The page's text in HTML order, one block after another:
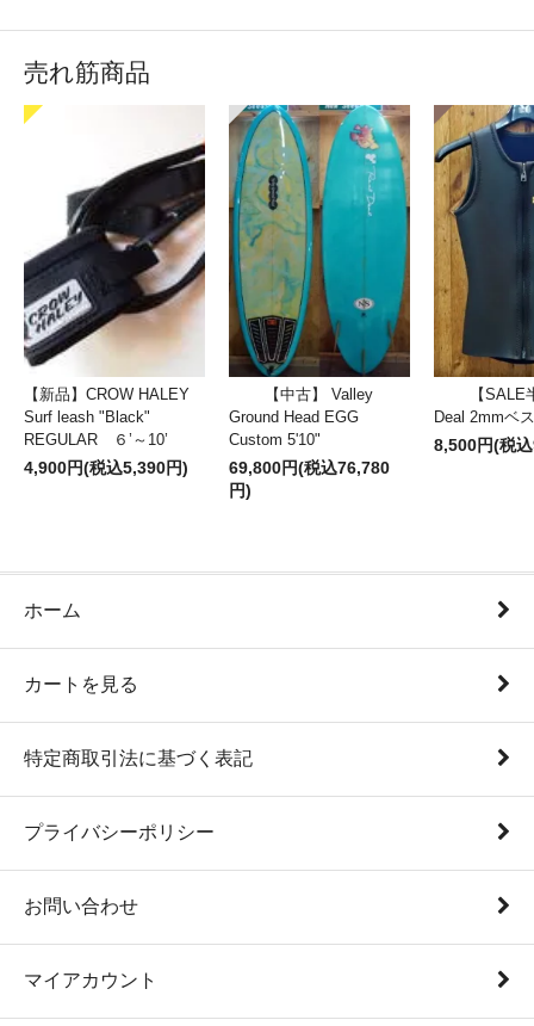
売れ筋商品
【新品】CROW HALEY
Surf leash "Black"
REGULAR ６’～10’
4,900円(税込5,390円)
【中古】 Valley
Ground Head EGG
Custom 5'10"
69,800円(税込76,780
円)
【SALE
Deal 2mmベ
8,500円(税
ホーム
カートを見る
特定商取引法に基づく表記
プライバシーポリシー
お問い合わせ
マイアカウント